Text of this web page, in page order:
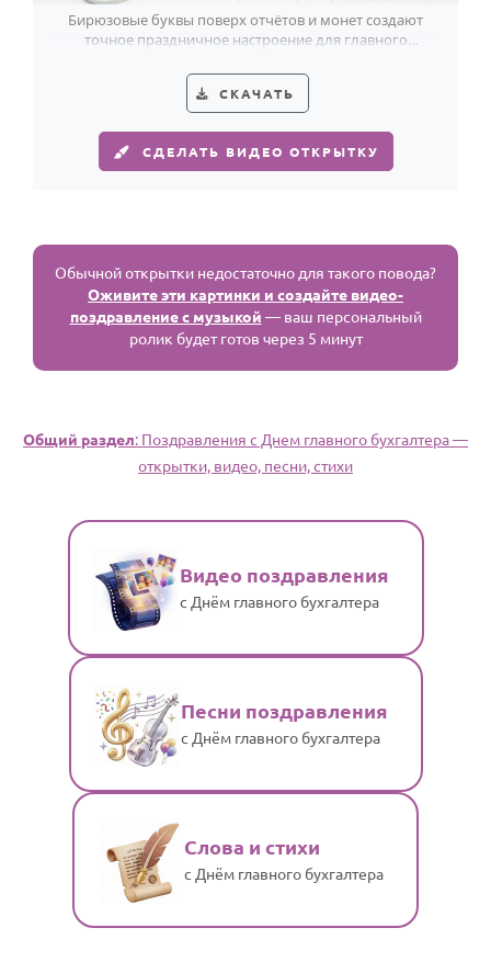
Бирюзовые буквы поверх отчётов и монет создают
точное праздничное настроение для главного
СКАЧАТЬ
СДЕЛАТЬ ВИДЕО ОТКРЫТКУ
Обычной открытки недостаточно для такого повода?
Оживите эти картинки и создайте видео-
поздравление с музыкой — ваш персональный
ролик будет готов через 5 минут
Общий раздел: Поздравления с Днем главного бухгалтера —
открытки, видео, песни, стихи
Видео поздравления
с Днём главного бухгалтера
Песни поздравления
с Днём главного бухгалтера
Слова и стихи
с Днём главного бухгалтера